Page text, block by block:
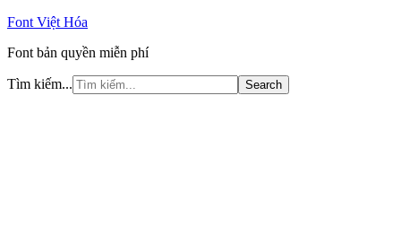
Font Việt Hóa
Font bản quyền miễn phí
Tìm kiếm...